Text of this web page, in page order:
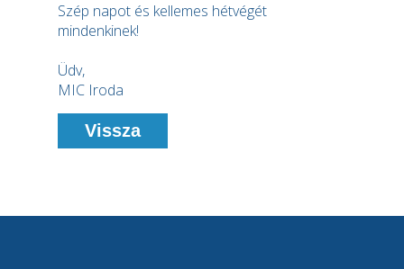
Szép napot és kellemes hétvégét
mindenkinek!
Üdv,
MIC Iroda
Vissza